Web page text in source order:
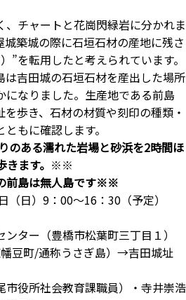
チャートと花崗閃緑岩に分かれま
築城の際に石垣石材の産地に残さ
”を転用したと考えられています。
吉田城の石垣石材を産出した場所
になりました。生産地である前島
歩き、石材の材質や刻印の種類・
もに確認します。
のある濡れた岩場と砂浜を2時間ほ
きます。 ※※
島は無人島です※※
日）9：00～16：30（予定）
ター（豊橋市松葉町三丁目１）
豆町/通称うさぎ島）→吉田城址
役所社会教育課職員）・寺井崇浩